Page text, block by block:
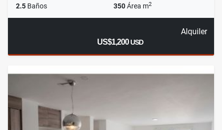
2.5 Baños 350Área m2
Alquiler
US$1,200USD